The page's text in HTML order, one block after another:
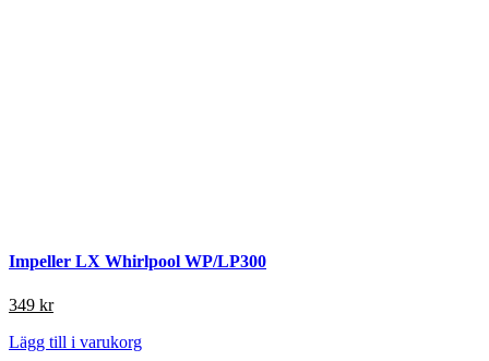
Impeller LX Whirlpool WP/LP300
349 kr
Lägg till i varukorg